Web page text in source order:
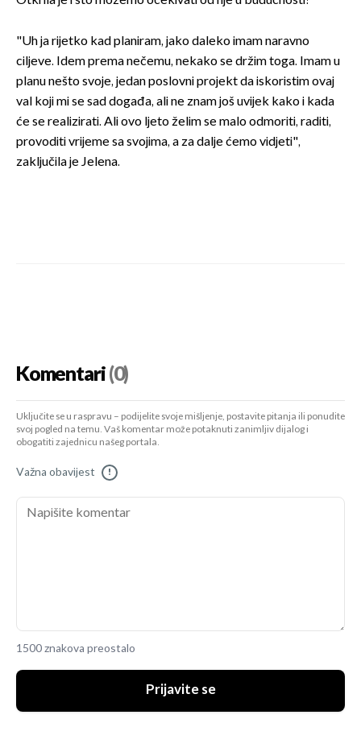
"Uh ja rijetko kad planiram, jako daleko imam naravno
ciljeve. Idem prema nečemu, nekako se držim toga. Imam u
planu nešto svoje, jedan poslovni projekt da iskoristim ovaj
val koji mi se sad događa, ali ne znam još uvijek kako i kada
će se realizirati. Ali ovo ljeto želim se malo odmoriti, raditi,
provoditi vrijeme sa svojima, a za dalje ćemo vidjeti",
zaključila je Jelena.
Komentari(0)
Uključite se u raspravu – podijelite svoje mišljenje, postavite pitanja ili ponudite
svoj pogled na temu. Vaš komentar može potaknuti zanimljiv dijalog i
obogatiti zajednicu našeg portala.
Važna obavijest !
1500 znakova preostalo
Prijavite se